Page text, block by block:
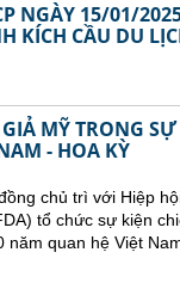
NGÀY 15/01/
KÍCH CẦU DU
MỸ TRONG
- HOA KỲ
chủ trì với Hiệp
tổ chức sự kiện
quan hệ Việt